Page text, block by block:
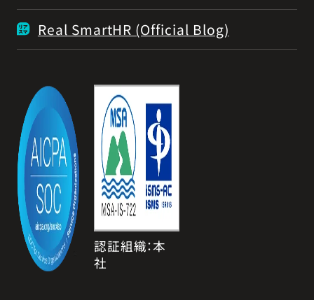
Real SmartHR (Official Blog)
認証組織：本
社